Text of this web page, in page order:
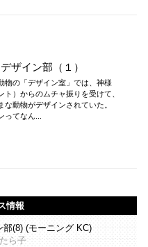
ザイン部（１）
物の「デザイン室」では、神様
ト）からのムチャ振りを受けて、
な動物がデザインされていた。
ってなん...
情報
部(8) (モーニング KC)
ら子